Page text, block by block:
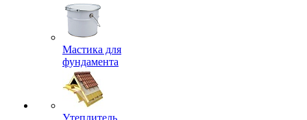
Мастика для
фундамента
Утеплитель